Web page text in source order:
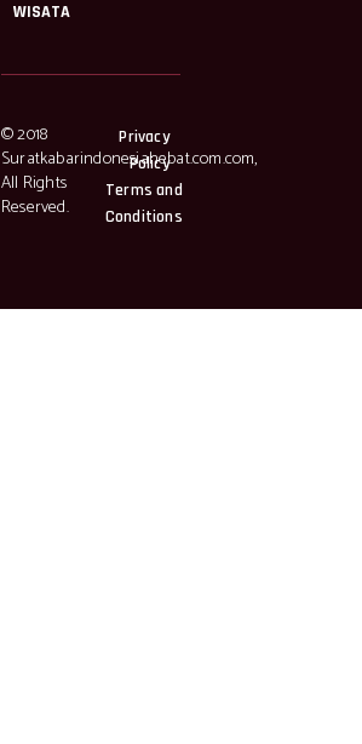
WISATA
© 2018
Suratkabarindonesiahebat.com.com,
All Rights
Reserved.
Privacy
Policy
Terms and
Conditions